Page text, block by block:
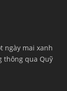
ngày mai xanh
thông qua Quỹ